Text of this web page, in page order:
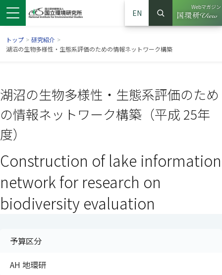
ドウで開きます）
ンドウで開きます）
ウインドウで開きます）
EN
サイト内検索
検索
Webマガジン
（別ウイ
トップ > 研究紹介 >
湖沼の生物多様性・生態系評価のための情報ネットワーク構築
湖沼の生物多様性・生態系評価のため
の情報ネットワーク構築（平成 25年
度）
Construction of lake information
network for research on
biodiversity evaluation
予算区分
AH 地環研